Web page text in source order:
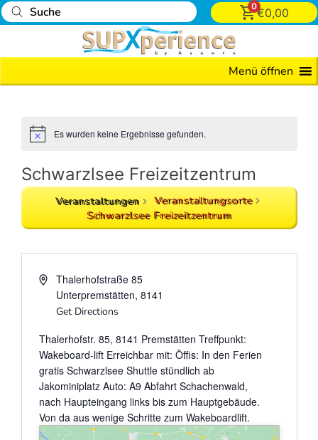
Alle
iLand
Event
E-
Surfkurs
Tubing
Mur
SUP
Schnupperkurs
0€0,00
Menü öffnen
Es wurden keine Ergebnisse gefunden.
Schwarzlsee Freizeitzentrum
Veranstaltungen
Veranstaltungsorte
Schwarzlsee Freizeitzentrum
Thalerhofstraße 85
Unterpremstätten, 8141
Get Directions
Thalerhofstr. 85, 8141 Premstätten Treffpunkt:
Wakeboard-lift Erreichbar mit: Öffis: In den Ferien
gratis Schwarzlsee Shuttle stündlich ab
Jakominiplatz Auto: A9 Abfahrt Schachenwald,
nach Haupteingang links bis zum Hauptgebäude.
Von da aus wenige Schritte zum Wakeboardlift.